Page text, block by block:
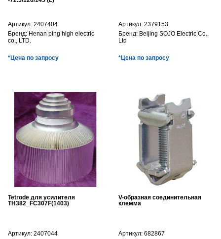
Артикул: 2407404
Бренд: Henan ping high electric
co., LTD.
*Цена по запросу
Артикул: 2379153
Бренд: Beijing SOJO Electric Co.,
Ltd
*Цена по запросу
Tetrode для усилителя
TH382_FC307F(1403)
Артикул: 2407044
V-образная соединительная
клемма
Артикул: 682867